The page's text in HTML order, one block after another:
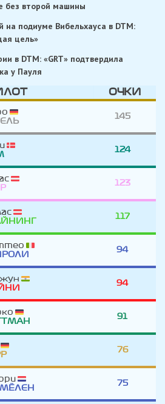
без второй машины
на подиуме Вибельхауса в DTM:
цель»
в DTM: «GRT» подтвердила
у Пауля
ОЧКИ
145
124
123
117
94
94
91
76
75